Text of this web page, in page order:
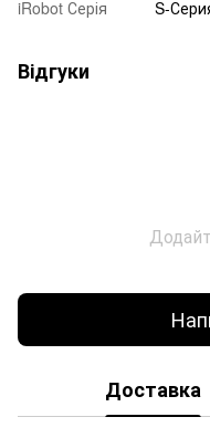
iRobot Серія
S-
Відгуки
Доставка